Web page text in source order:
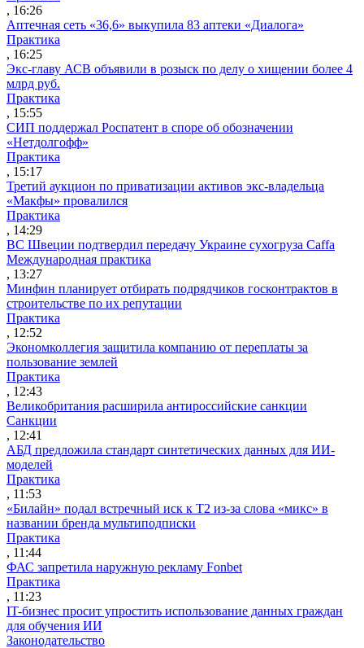
, 16:26
Аптечная сеть «36,6» выкупила 83 аптеки «Диалога»
Практика
, 16:25
Экс-главу АСВ объявили в розыск по делу о хищении более 4
млрд руб.
Практика
, 15:55
СИП поддержал Роспатент в споре об обозначении
«Нетдолгофф»
Практика
, 15:17
Третий аукцион по приватизации активов экс-владельца
«Макфы» провалился
Практика
, 14:29
ВС Швеции подтвердил передачу Украине сухогруза Caffa
Международная практика
, 13:27
Минфин планирует отбирать подрядчиков госконтрактов в
строительстве по их репутации
Практика
, 12:52
Экономколлегия защитила компанию от переплаты за
пользование землей
Практика
, 12:43
Великобритания расширила антироссийские санкции
Санкции
, 12:41
АБД предложила стандарт синтетических данных для ИИ-
моделей
Практика
, 11:53
«Билайн» подал встречный иск к Т2 из-за слова «микс» в
названии бренда мультиподписки
Практика
, 11:44
ФАС запретила наружную рекламу Fonbet
Практика
, 11:23
IT-бизнес просит упростить использование данных граждан
для обучения ИИ
Законодательство